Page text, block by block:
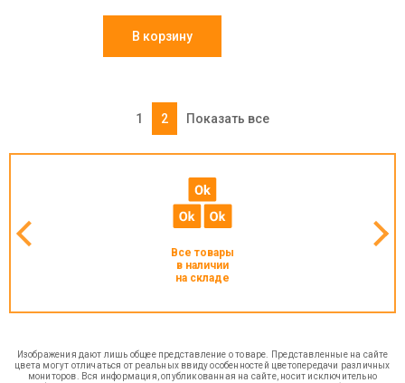
В корзину
1 2 Показать все
Все товары
в наличии
на складе
Изображения дают лишь общее представление о товаре. Представленные на сайте
цвета могут отличаться от реальных ввиду особенностей цветопередачи различных
мониторов. Вся информация, опубликованная на сайте, носит исключительно